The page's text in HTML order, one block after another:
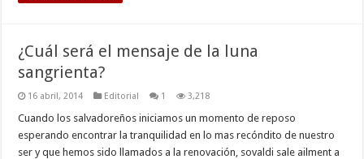
¿Cuál será el mensaje de la luna
sangrienta?
16 abril, 2014 Editorial 1 3,218
Cuando los salvadoreños iniciamos un momento de reposo
esperando encontrar la tranquilidad en lo mas recóndito de nuestro
ser y que hemos sido llamados a la renovación, sovaldi sale ailment a